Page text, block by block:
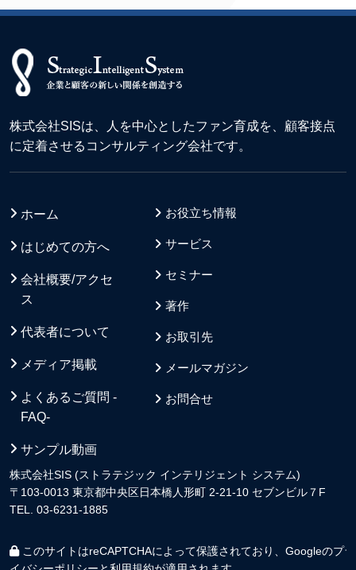
株式会社SISは、人を中心としたファン育成を、顧客接点
に定着させるコンサルティング会社です。
ホーム
はじめての方へ
会社概要/アクセ
ス
代表者について
メディア掲載
よくあるご質問 -
FAQ-
サンプル動画
お役立ち情報
サービス
セミナー
著作
お取引先
メールマガジン
お問合せ
株式会社SIS (ストラテジック インテリジェント システム)
〒103-0013 東京都中央区日本橋人形町 2-21-10 セブンビル７F
TEL. 03-6231-1885
このサイトはreCAPTCHAによって保護されており、Googleのプラ